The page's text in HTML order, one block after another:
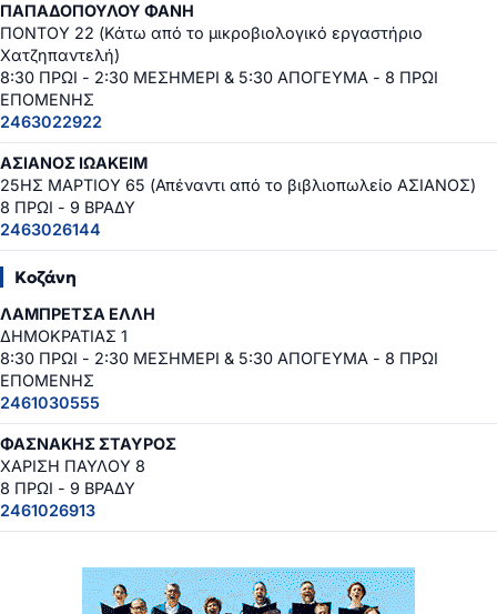
ΠΑΠΑΔΟΠΟΥΛΟΥ ΦΑΝΗ
ΠΟΝΤΟΥ 22 (Κάτω από το μικροβιολογικό εργαστήριο
Χατζηπαντελή)
8:30 ΠΡΩΙ - 2:30 ΜΕΣΗΜΕΡΙ & 5:30 ΑΠΟΓΕΥΜΑ - 8 ΠΡΩΙ
ΕΠΟΜΕΝΗΣ
2463022922
ΑΣΙΑΝΟΣ ΙΩΑΚΕΙΜ
25ΗΣ ΜΑΡΤΙΟΥ 65 (Απέναντι από το βιβλιοπωλείο ΑΣΙΑΝΟΣ)
8 ΠΡΩΙ - 9 ΒΡΑΔΥ
2463026144
Κοζάνη
ΛΑΜΠΡΕΤΣΑ ΕΛΛΗ
ΔΗΜΟΚΡΑΤΙΑΣ 1
8:30 ΠΡΩΙ - 2:30 ΜΕΣΗΜΕΡΙ & 5:30 ΑΠΟΓΕΥΜΑ - 8 ΠΡΩΙ
ΕΠΟΜΕΝΗΣ
2461030555
ΦΑΣΝΑΚΗΣ ΣΤΑΥΡΟΣ
ΧΑΡΙΣΗ ΠΑΥΛΟΥ 8
8 ΠΡΩΙ - 9 ΒΡΑΔΥ
2461026913